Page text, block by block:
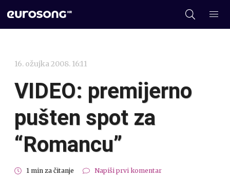
16. ožujka 2008. 16:11
VIDEO: premijerno
pušten spot za
“Romancu”
1 min za čitanje Napiši prvi komentar